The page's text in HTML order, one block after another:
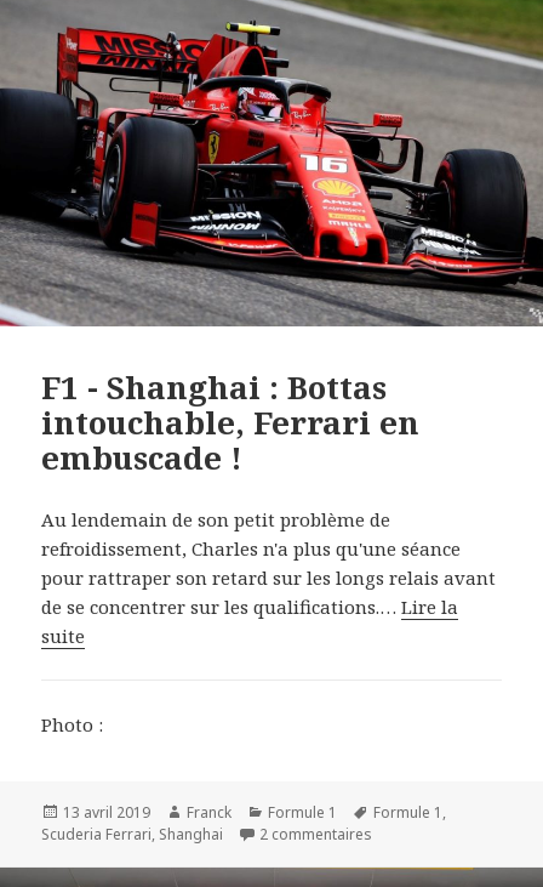
F1 - Shanghai : Bottas
intouchable, Ferrari en
embuscade !
Au lendemain de son petit problème de
refroidissement, Charles n'a plus qu'une séance
pour rattraper son retard sur les longs relais avant
de se concentrer sur les qualifications.…Lire la
suite
Photo :
Publié
le
13 avril 2019 Auteur
Franck Catégories
Formule 1
Mots-
Formule 1 ,
Scuderia Ferrari, Shanghai 2 commentaires